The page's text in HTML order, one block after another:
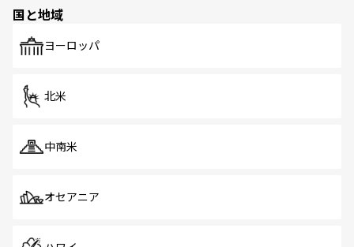
で、ホーカーズは地元の風情を楽しめる外せないスポット
国と地域
ヨーロッパ
北米
中南米
オセアニア